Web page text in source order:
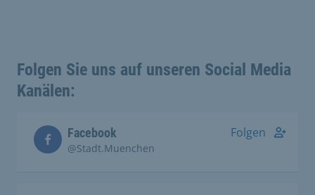
Folgen Sie uns auf unseren Social Media
Kanälen:
Facebook
@Stadt.Muenchen
Folgen